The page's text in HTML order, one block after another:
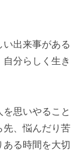
出来事がある
分らしく生き
を思いやること
先、悩んだり苦
ある時間を大切